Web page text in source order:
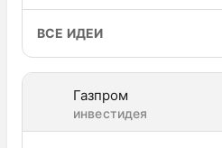
ВСЕ ИДЕИ
Газпром
инвестидея